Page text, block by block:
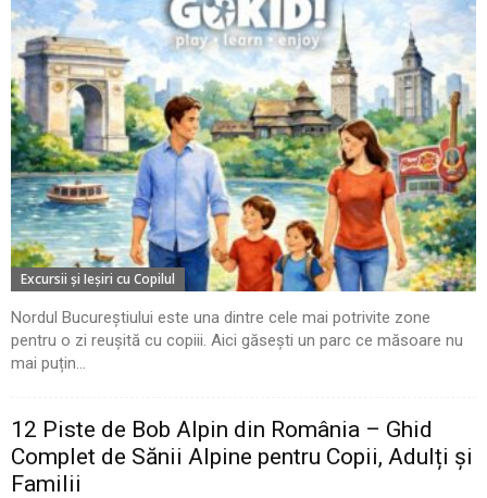
Excursii şi Ieşiri cu Copilul
Nordul Bucureștiului este una dintre cele mai potrivite zone
pentru o zi reușită cu copiii. Aici găsești un parc ce măsoare nu
mai puțin...
12 Piste de Bob Alpin din România – Ghid
Complet de Sănii Alpine pentru Copii, Adulți și
Familii